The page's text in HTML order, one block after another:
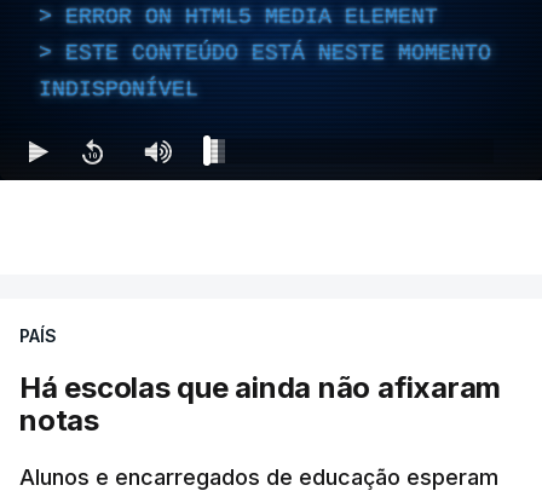
ERROR ON HTML5 MEDIA ELEMENT
ESTE CONTEÚDO ESTÁ NESTE MOMENTO
INDISPONÍVEL
PAÍS
Há escolas que ainda não afixaram
notas
Alunos e encarregados de educação esperam